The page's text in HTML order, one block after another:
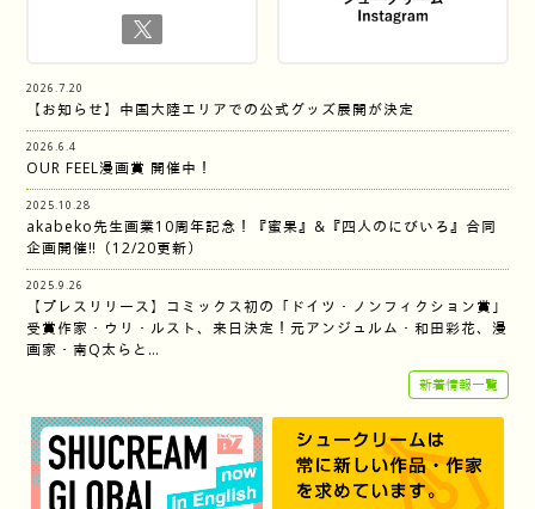
2026.7.20
【お知らせ】中国大陸エリアでの公式グッズ展開が決定
2026.6.4
OUR FEEL漫画賞 開催中！
2025.10.28
akabeko先生画業10周年記念！『蜜果』&『四人のにびいろ』合同
企画開催‼︎（12/20更新）
2025.9.26
【プレスリリース】コミックス初の「ドイツ・ノンフィクション賞」
受賞作家・ウリ・ルスト、来日決定！元アンジュルム・和田彩花、漫
画家・南Q太らと…
新着情報一覧